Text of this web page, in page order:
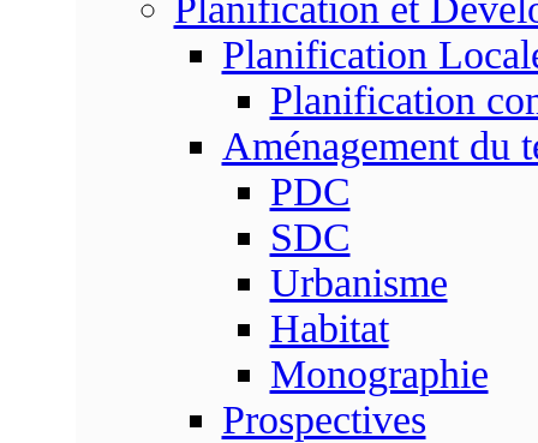
Planification et
Planification
Planification
Aménagement du
PDC
SDC
Urbanisme
Habitat
Monographie
Prospectives